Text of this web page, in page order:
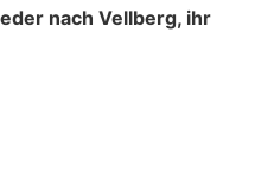
nach Vellberg, ihr